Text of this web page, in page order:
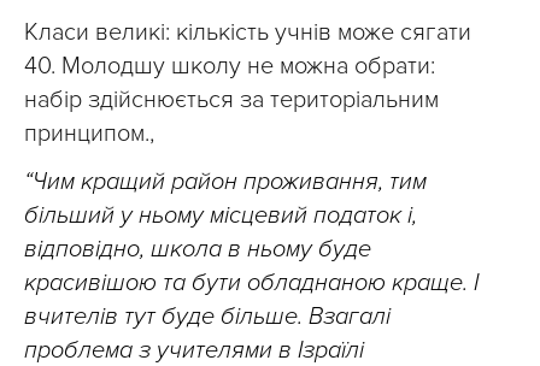
Класи великі: кількість учнів може сягати
40. Молодшу школу не можна обрати:
набір здійснюється за територіальним
принципом.,
“Чим кращий район проживання, тим
більший у ньому місцевий податок і,
відповідно, школа в ньому буде
красивішою та бути обладнаною краще. І
вчителів тут буде більше. Взагалі
проблема з учителями в Ізраїлі